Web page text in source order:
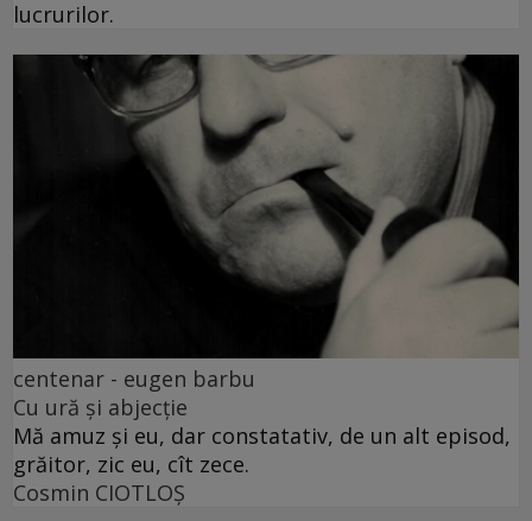
lucrurilor.
centenar - eugen barbu
Cu ură și abjecție
Mă amuz și eu, dar constatativ, de un alt episod,
grăitor, zic eu, cît zece.
Cosmin CIOTLOŞ